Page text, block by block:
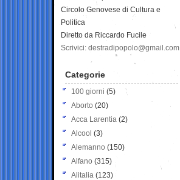
Circolo Genovese di Cultura e
Politica
Diretto da Riccardo Fucile
Scrivici: destradipopolo@gmail.com
Categorie
100 giorni (5)
Aborto (20)
Acca Larentia (2)
Alcool (3)
Alemanno (150)
Alfano (315)
Alitalia (123)